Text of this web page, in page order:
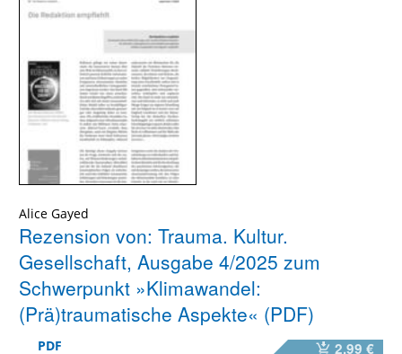
Alice Gayed
Rezension von: Trauma. Kultur.
Gesellschaft, Ausgabe 4/2025 zum
Schwerpunkt »Klimawandel:
(Prä)traumatische Aspekte« (PDF)
PDF 2,99 €